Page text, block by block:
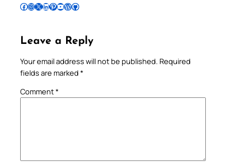
Follow Pradeep on Facebook Follow Pradeep on InstagramFollow Pradeep on X Follow Pradeep on LinkedIn Follow Pradeep on Pinterest Subscribe to Pradeep’s Youtube Channel Follow Pradeep on WordPress Follow Pradeep on GitHub
Leave a Reply
Your email address will not be published. Required
fields are marked *
Comment*